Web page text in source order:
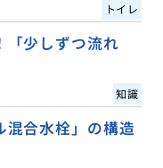
トイレ
「少しずつ流れ
知識
混合水栓」の構造